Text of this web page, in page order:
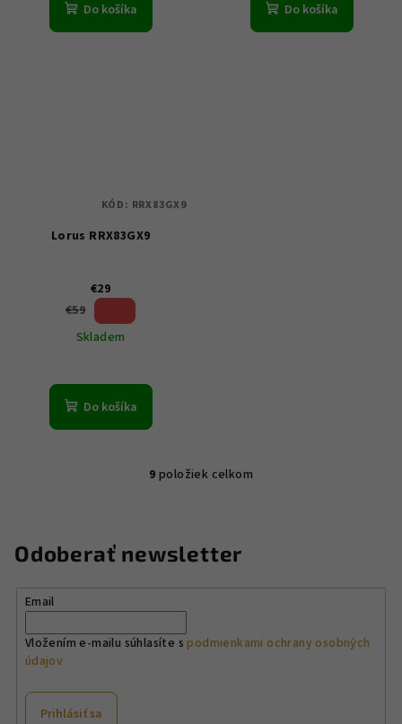
Do košíka Do košíka
Lorus RRX83GX9
€29
€59
Skladem
Do košíka
KÓD: RRX83GX9
O
á
d
a
e
9 položiek celkom
Odoberať newsletter
Email
Vložením e-mailu súhlasíte spodmienkami ochrany osobných
údajov
Prihlásiť sa